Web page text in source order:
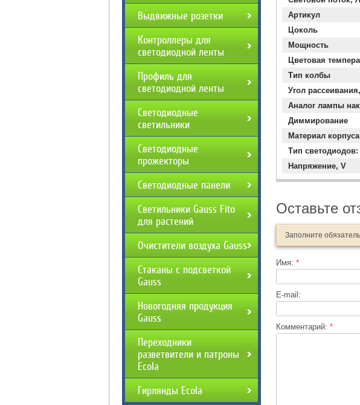
Артикул
Цоколь
Мощность
Цветовая
Тип колбы
Угол
Аналог лампы
Диммирование
Материал корпуса
Тип светодиодов:
Напряжение, V
Оставьте
Заполните
Имя: *
E-mail:
Комментарий: *
Выдвижные розетки
Контроллеры для
светодиодной ленты
Профиль для
светодиодной ленты
Светодиодные
светильники
Светодиодные
прожекторы
Светодиодные панели
Светильники Gauss Fito
для растений
Очистители воздуха Gauss
Стаканы с подсветкой
Gauss
Новогодняя продукция
Gauss
Переходники
разветвители и патроны
Ecola
Гирлянды Ecola